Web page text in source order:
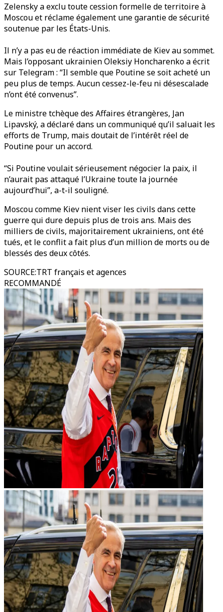
Zelensky a exclu toute cession formelle de territoire à
Moscou et réclame également une garantie de sécurité
soutenue par les États-Unis.
Il n’y a pas eu de réaction immédiate de Kiev au sommet.
Mais l’opposant ukrainien Oleksiy Honcharenko a écrit
sur Telegram : “Il semble que Poutine se soit acheté un
peu plus de temps. Aucun cessez-le-feu ni désescalade
n’ont été convenus”.
Le ministre tchèque des Affaires étrangères, Jan
Lipavský, a déclaré dans un communiqué qu’il saluait les
efforts de Trump, mais doutait de l’intérêt réel de
Poutine pour un accord.
“Si Poutine voulait sérieusement négocier la paix, il
n’aurait pas attaqué l’Ukraine toute la journée
aujourd’hui”, a-t-il souligné.
Moscou comme Kiev nient viser les civils dans cette
guerre qui dure depuis plus de trois ans. Mais des
milliers de civils, majoritairement ukrainiens, ont été
tués, et le conflit a fait plus d’un million de morts ou de
blessés des deux côtés.
SOURCE:TRT français et agences
RECOMMANDÉ